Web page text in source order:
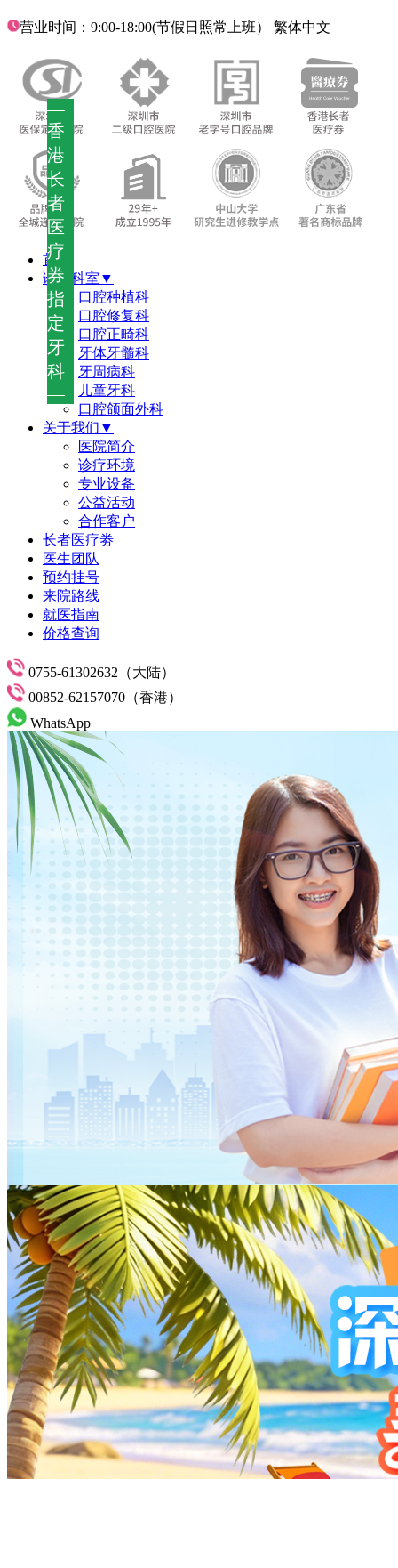
—
香
港
长
者
医
疗
券
指
定
牙
科
—
营业时间：9:00-18:00(节假日照常上班） 繁体中文
首页
诊疗科室▼
口腔种植科
口腔修复科
口腔正畸科
牙体牙髓科
牙周病科
儿童牙科
口腔颌面外科
关于我们▼
医院简介
诊疗环境
专业设备
公益活动
合作客户
长者医疗劵
医生团队
预约挂号
来院路线
就医指南
价格查询
0755-61302632（大陆）
00852-62157070（香港）
WhatsApp